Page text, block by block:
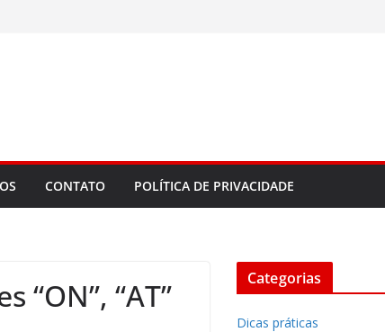
CONTATO POLÍTICA DE PRIVACIDADE
“ON”, “AT”
Categorias
Dicas práticas